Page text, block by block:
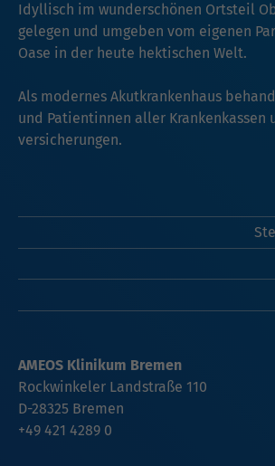
Idyllisch im wunderschönen Ortsteil
gelegen und umgeben vom eigenen
Oase in der heute hektischen Welt.
Als modernes Akutkrankenhaus
und Patientinnen aller Krankenkassen
versicherungen.
AMEOS Klinikum Bremen
Rockwinkeler Landstraße 110
D-28325 Bremen
+49 421 4289 0